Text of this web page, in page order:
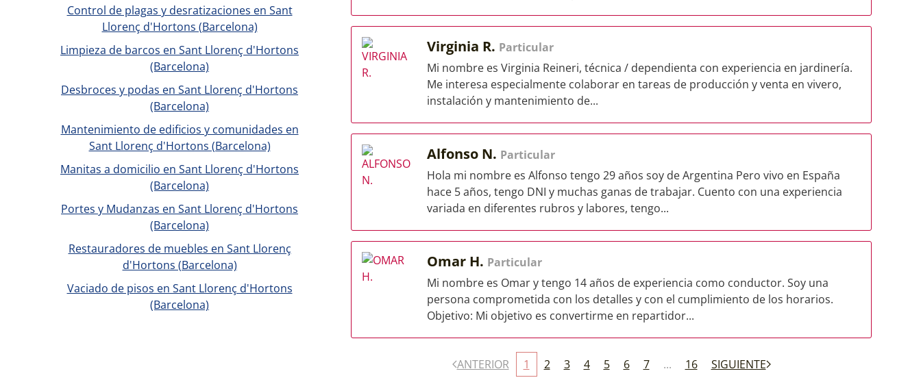
Virginia R. Particular
Mi nombre es Virginia Reineri, técnica / dependienta con experiencia en jardinería.
Me interesa especialmente colaborar en tareas de producción y venta en vivero,
instalación y mantenimiento de...
Alfonso N. Particular
Hola mi nombre es Alfonso tengo 29 años soy de Argentina Pero vivo en España
hace 5 años, tengo DNI y muchas ganas de trabajar. Cuento con una experiencia
variada en diferentes rubros y labores, tengo...
Omar H. Particular
Mi nombre es Omar y tengo 14 años de experiencia como conductor. Soy una
persona comprometida con los detalles y con el cumplimiento de los horarios.
Objetivo: Mi objetivo es convertirme en repartidor...
ANTERIOR 1 2 3 4 5 6 7 ... 16 SIGUIENTE
Control de plagas y desratizaciones en Sant
Llorenç d'Hortons (Barcelona)
Limpieza de barcos en Sant Llorenç d'Hortons
(Barcelona)
Desbroces y podas en Sant Llorenç d'Hortons
(Barcelona)
Mantenimiento de edificios y comunidades en
Sant Llorenç d'Hortons (Barcelona)
Manitas a domicilio en Sant Llorenç d'Hortons
(Barcelona)
Portes y Mudanzas en Sant Llorenç d'Hortons
(Barcelona)
Restauradores de muebles en Sant Llorenç
d'Hortons (Barcelona)
Vaciado de pisos en Sant Llorenç d'Hortons
(Barcelona)